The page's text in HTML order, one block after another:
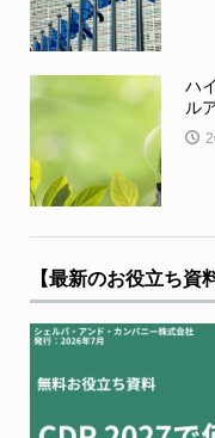
ハ
ル
【最新のお役立ち資